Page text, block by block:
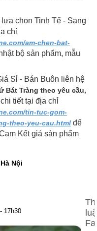
chọn Tinh Tế - Sang
chỉ
am-chen-bat-
bộ sản phẩm, mẫu
Sỉ - Bán Buôn liên hệ
Bát Tràng theo yêu cầu,
tiết tại địa chỉ
tin-tuc-gom-
theo-yeu-cau.html để
Kết giá sản phẩm
Nội
17h30